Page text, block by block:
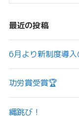
最近の投稿
6月より新制度導
功労賞受賞🏆
縄跳び！